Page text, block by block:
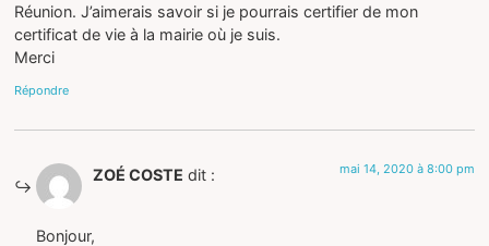
Réunion. J’aimerais savoir si je pourrais certifier de mon
certificat de vie à la mairie où je suis.
Merci
Répondre
ZOÉ COSTE dit : mai 14, 2020 à 8:00 pm
Bonjour,